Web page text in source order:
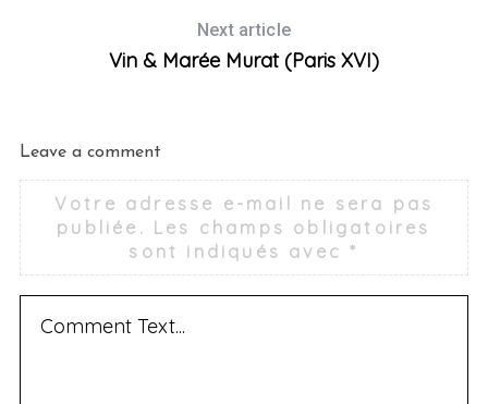
Next article
Vin & Marée Murat (Paris XVI)
Leave a comment
Votre adresse e-mail ne sera pas
publiée. Les champs obligatoires
sont indiqués avec*